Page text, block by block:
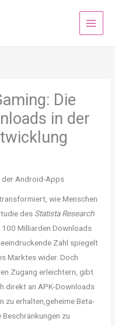
Die
in der
der Android-Apps
wie Menschen
des Statista Research
Milliarden Downloads
Zahl spiegelt
Marktes wider. Doch
Zugang erleichtern, gibt
direkt an APK-Downloads
zu erhalten,geheime Beta-
zu